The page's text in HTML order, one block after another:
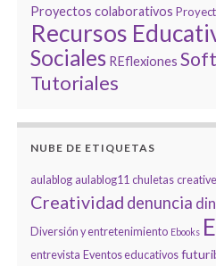
Proyectos colaborativos
Recursos
Sociales REflexiones
Tutoriales
NUBE DE ETIQUETAS
aulablog aulablog11 chuletas
Creatividad denuncia
Diversión y entretenimiento Ebooks
entrevista Eventos educativos